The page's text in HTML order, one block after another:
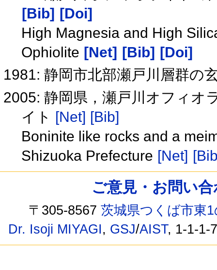
[Bib]
[Doi]
High Magnesia and High
Ophiolite [Net] [Bib]
[Doi]
1981: 静岡市北部瀬戸川層群の
2005: 静岡県，瀬戸川オフィオ
イト [Net] [Bib]
Boninite like rocks and a
Shizuoka Prefecture [Net]
ご意見・お問い
〒305-8567茨城県つくば市東
Dr. Isoji MIYAGI, GSJ/AIST, 1-1-1-